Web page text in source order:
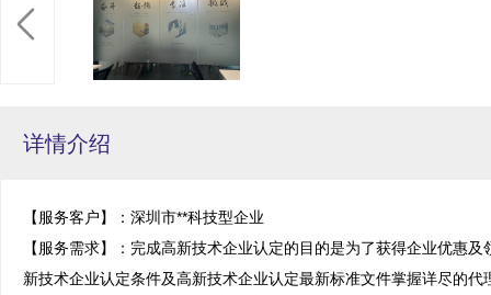
详情介绍
【服务客户】：深圳市**科技型企业
【服务需求】：完成高新技术企业认定的目的是为了获得企业优惠
新技术企业认定条件及高新技术企业认定最新标准文件掌握详尽的代